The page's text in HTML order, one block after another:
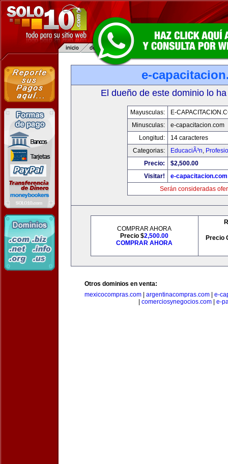
e-
El dueño de este dominio lo
Mayusculas:
E-
Minusculas:
e-capacitacion.com
Longitud:
14 caracteres
Categorias:
EducaciÃ³n,
Precio:
$2,500.00
Visitar!
e-capacitacion.com
Serán consideradas
COMPRAR AHORA
Precio $2,500.00
COMPRAR AHORA
Precio
Otros dominios en venta:
mexicocompras.com
argentinacompras.com
e-
comerciosynegocios.com e-